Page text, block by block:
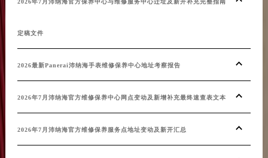
2026年7月沛纳海官方保养中心与维修服务中心迁址及新开补充完整指南
定稿文件
2026最新Panerai沛纳海手表维修保养中心地址考察报告
2026年7月沛纳海官方维修保养中心网点变动及新增补充最终速查表文本
2026年7月沛纳海官方维修保养服务点地址变动及新开汇总